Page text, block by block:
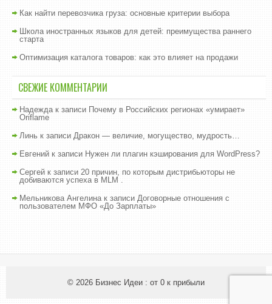
Как найти перевозчика груза: основные критерии выбора
Школа иностранных языков для детей: преимущества раннего
старта
Оптимизация каталога товаров: как это влияет на продажи
СВЕЖИЕ КОММЕНТАРИИ
Надеждак записи Почему в Российских регионах «умирает»
Oriflame
Линь к записи Дракон — величие, могущество, мудрость…
Евгений к записи Нужен ли плагин кэширования для WordPress?
Сергей к записи 20 причин, по которым дистрибьюторы не
добиваются успеха в MLM .
Мельникова Ангелинак записи Договорные отношения с
пользователем МФО «До Зарплаты»
© 2026 Бизнес Идеи : от 0 к прибыли